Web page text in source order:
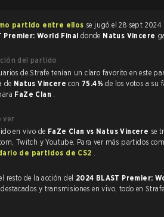
partido entre ellos se jugó el 28 sept 2024
Premier: World Final donde Natus Vincere
del partido
un claro favorito en este partido, y predijeron la
de Natus Vincerecon 75.4%de los votos a su
FaZe Clan .
ver
en vivo de FaZe Clan vs Natus Vincere se
Twitch y Youtube. Para ver más partidos
de partidos de CS2 .
resto de la acción del 2024 BLAST Premier:
y transmisiones en vivo, todo en